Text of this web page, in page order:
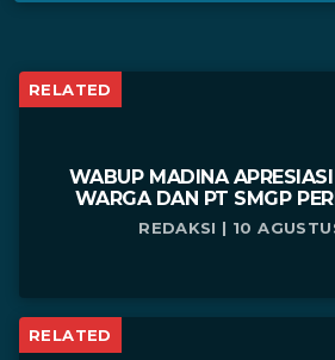
RELATED
WABUP MADINA
WARGA DAN PT SMGP
REDAKSI | 10
RELATED